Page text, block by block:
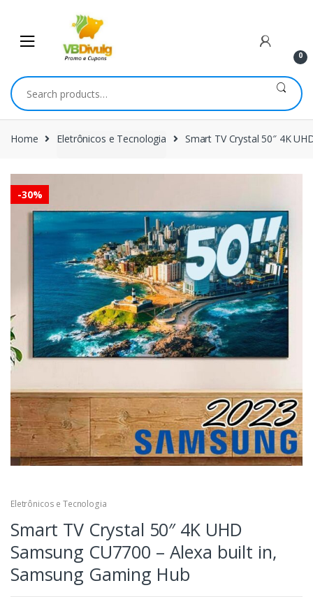
navigation
content
0
Search
for:
Home Eletrônicos e Tecnologia Smart TV Crystal 50″ 4K
-30%
Eletrônicos e Tecnologia
Smart TV Crystal 50″ 4K UHD
Samsung CU7700 – Alexa built in,
Samsung Gaming Hub